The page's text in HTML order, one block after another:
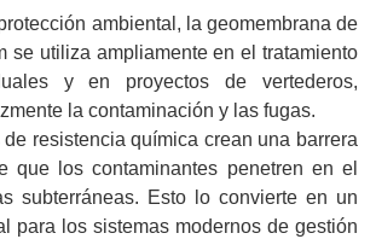
ambiental, la geomembrana de
se utiliza ampliamente en el tratamiento
y en proyectos de vertederos,
la contaminación y las fugas.
resistencia química crean una barrera
que los contaminantes penetren en el
subterráneas. Esto lo convierte en un
para los sistemas modernos de gestión